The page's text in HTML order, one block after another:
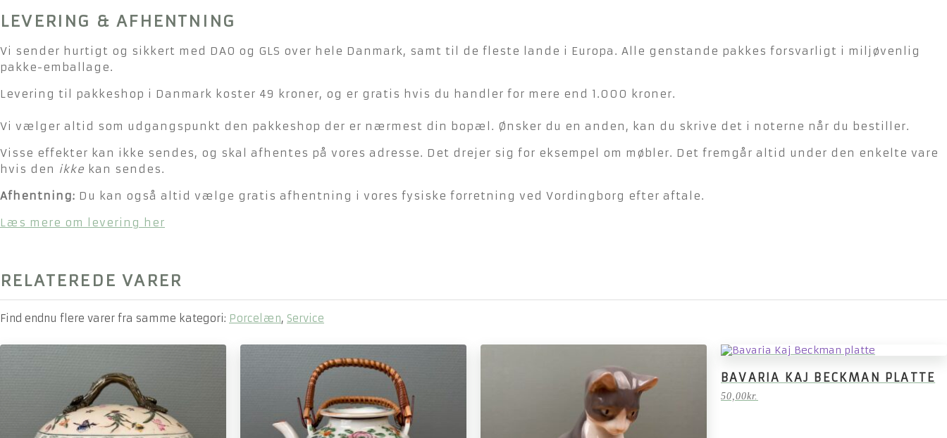
LEVERING & AFHENTNING
Vi sender hurtigt og sikkert med DAO og GLS over hele Danmark, samt til de fleste lande i Europa. Alle genstande pakkes forsvarligt i miljøvenlig
pakke-emballage.
Levering til pakkeshop i Danmark koster 49 kroner, og er gratis hvis du handler for mere end 1.000 kroner.
Vi vælger altid som udgangspunkt den pakkeshop der er nærmest din bopæl. Ønsker du en anden, kan du skrive det i noterne når du bestiller.
Visse effekter kan ikke sendes, og skal afhentes på vores adresse. Det drejer sig for eksempel om møbler. Det fremgår altid under den enkelte vare
hvis den ikke kan sendes.
Afhentning: Du kan også altid vælge gratis afhentning i vores fysiske forretning ved Vordingborg efter aftale.
Læs mere om levering her
RELATEREDE VARER
Find endnu flere varer fra samme kategori: Porcelæn, Service
BAVARIA KAJ BECKMAN PLATTE
50,00kr.